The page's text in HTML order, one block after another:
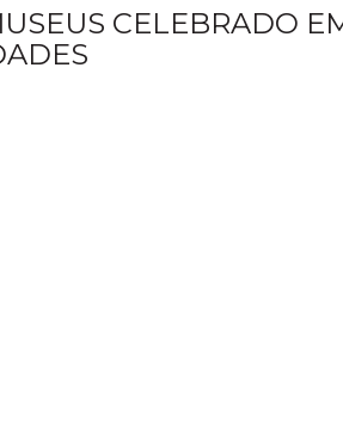
CELEBRADO